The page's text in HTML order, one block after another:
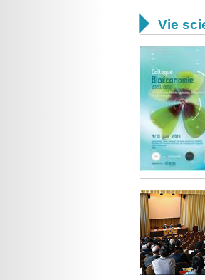
 Vie